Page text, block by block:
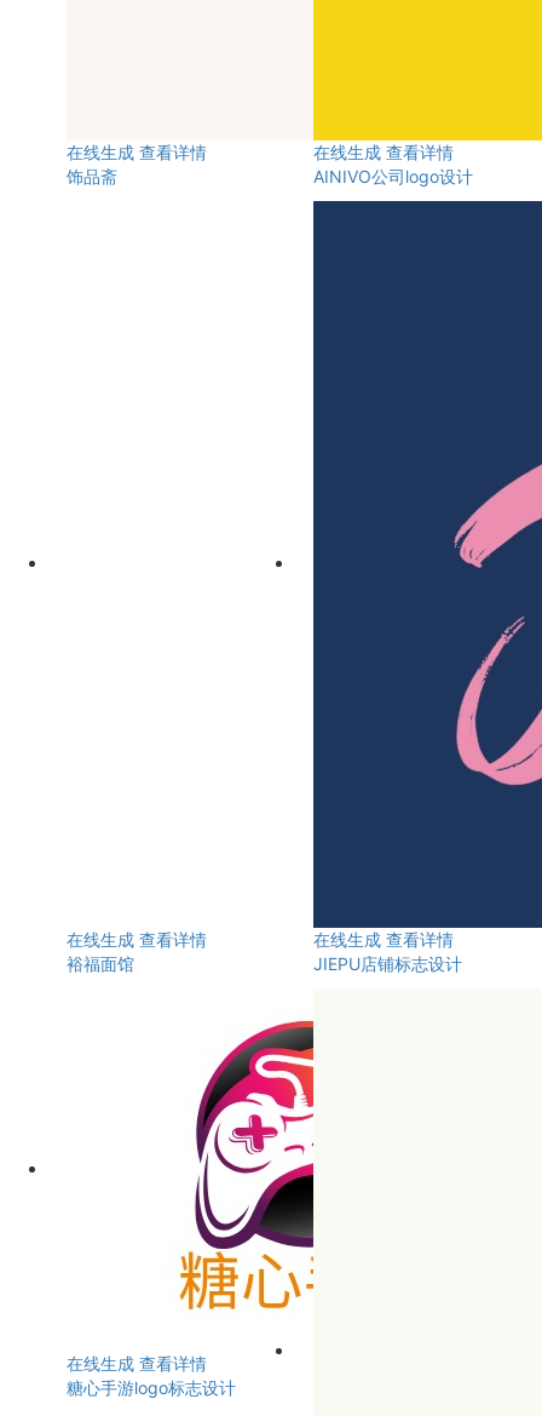
在线生成 查看详情
饰品斋
在线生成 查看详情
AINIVO公司logo设计
在线生成 查看详情
裕福面馆
在线生成 查看详情
JIEPU店铺标志设计
在线生成 查看详情
糖心手游logo标志设计